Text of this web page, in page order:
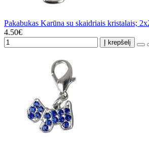
Pakabukas Karūna su skaidriais kristalais;
4.50€
Į krepšelį